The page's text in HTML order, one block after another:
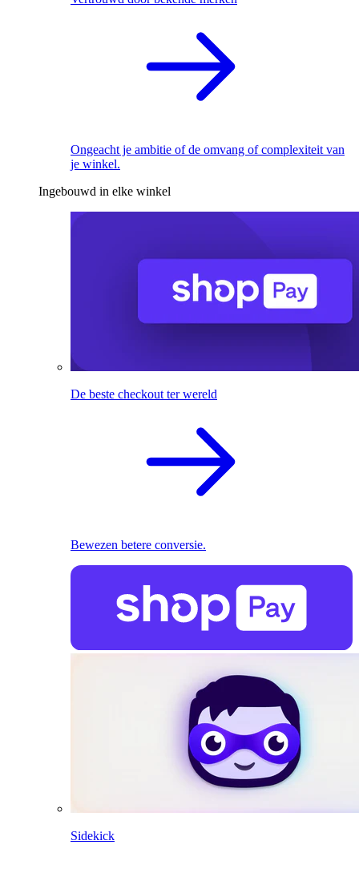
Ongeacht je ambitie of de omvang of complexiteit van
je winkel.
Ingebouwd in elke winkel
De beste checkout ter wereld
Bewezen betere conversie.
Sidekick